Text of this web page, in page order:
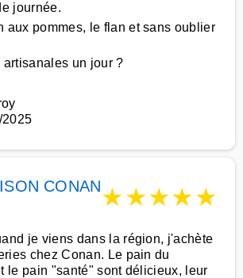
journée.
aux pommes, le flan et sans oublier
artisanales un jour ?
2025
CONAN★★★★★
je viens dans la région, j'achète
chez Conan. Le pain du
le pain "santé" sont délicieux, leur